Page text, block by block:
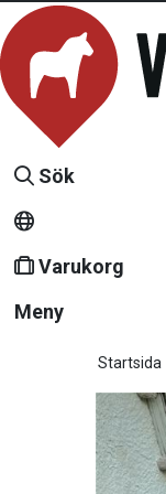
Sök
Varukorg
Meny
Startsida